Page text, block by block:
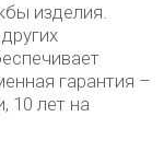
изделия.
гарантия –
10 лет на